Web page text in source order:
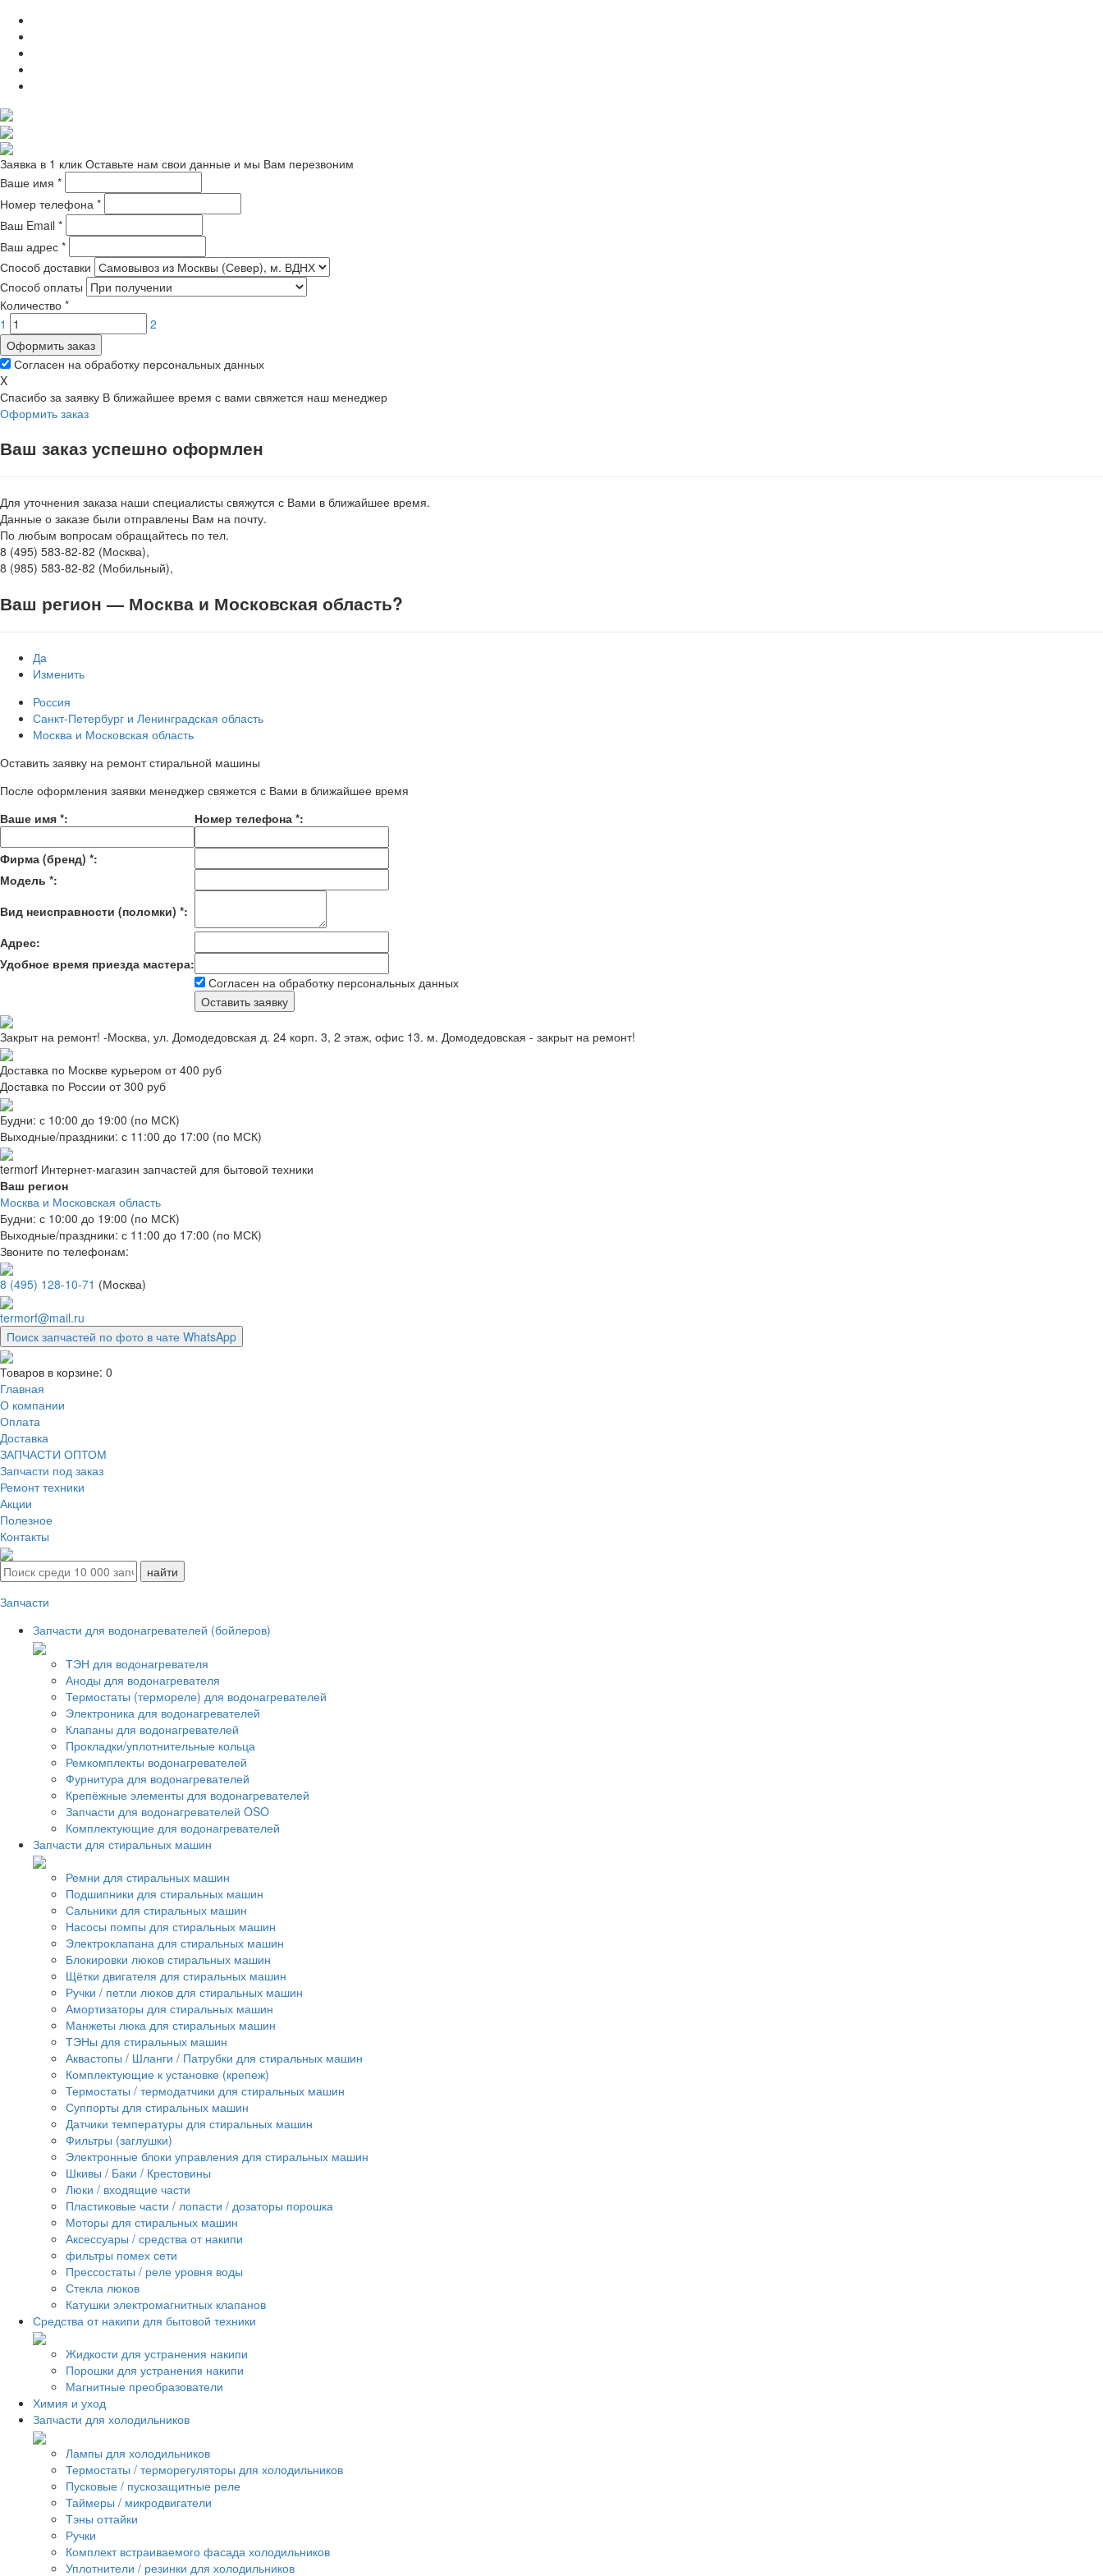
Заявка в 1 клик Оставьте нам свои данные и мы Вам перезвоним
Ваше имя *
Номер телефона *
Ваш Email *
Ваш адрес *
Способ доставки
Способ оплаты
Количество *
1
2
Оформить заказ
Согласен на обработку персональных данных
X
Спасибо за заявку В ближайшее время с вами свяжется наш менеджер
Оформить заказ
Ваш заказ успешно оформлен
Для уточнения заказа наши специалисты свяжутся с Вами в ближайшее время.
Данные о заказе были отправлены Вам на почту.
По любым вопросам обращайтесь по тел.
8 (495) 583-82-82 (Москва),
8 (985) 583-82-82 (Мобильный),
Ваш регион — Москва и Московская область?
Да
Изменить
Россия
Санкт-Петербург и Ленинградская область
Москва и Московская область
Оставить заявку на ремонт стиральной машины
После оформления заявки менеджер свяжется с Вами в ближайшее время
Ваше имя *: Номер телефона *:
Фирма (бренд) *:
Модель *:
Вид неисправности (поломки) *:
Адрес:
Удобное время приезда мастера:
Согласен на обработку персональных данных
Закрыт на ремонт! -Москва, ул. Домодедовская д. 24 корп. 3, 2 этаж, офис 13. м. Домодедовская - закрыт на ремонт!
Доставка по Москве курьером от 400 руб
Доставка по России от 300 руб
Будни: с 10:00 до 19:00 (по МСК)
Выходные/праздники: с 11:00 до 17:00 (по МСК)
termorf Интернет-магазин запчастей для бытовой техники
Ваш регион
Москва и Московская область
Будни: с 10:00 до 19:00 (по МСК)
Выходные/праздники: с 11:00 до 17:00 (по МСК)
Звоните по телефонам:
8 (495) 128-10-71 (Москва)
termorf@mail.ru
Поиск запчастей по фото в чате WhatsApp
Товаров в корзине: 0
Главная
О компании
Оплата
Доставка
ЗАПЧАСТИ ОПТОМ
Запчасти под заказ
Ремонт техники
Акции
Полезное
Контакты
Запчасти
Запчасти для водонагревателей (бойлеров)
ТЭН для водонагревателя
Аноды для водонагревателя
Термостаты (термореле) для водонагревателей
Электроника для водонагревателей
Клапаны для водонагревателей
Прокладки/уплотнительные кольца
Ремкомплекты водонагревателей
Фурнитура для водонагревателей
Крепёжные элементы для водонагревателей
Запчасти для водонагревателей OSO
Комплектующие для водонагревателей
Запчасти для стиральных машин
Ремни для стиральных машин
Подшипники для стиральных машин
Сальники для стиральных машин
Насосы помпы для стиральных машин
Электроклапана для стиральных машин
Блокировки люков стиральных машин
Щётки двигателя для стиральных машин
Ручки / петли люков для стиральных машин
Амортизаторы для стиральных машин
Манжеты люка для стиральных машин
ТЭНы для стиральных машин
Аквастопы / Шланги / Патрубки для стиральных машин
Комплектующие к установке (крепеж)
Термостаты / термодатчики для стиральных машин
Суппорты для стиральных машин
Датчики температуры для стиральных машин
Фильтры (заглушки)
Электронные блоки управления для стиральных машин
Шкивы / Баки / Крестовины
Люки / входящие части
Пластиковые части / лопасти / дозаторы порошка
Моторы для стиральных машин
Аксессуары / средства от накипи
фильтры помех сети
Прессостаты / реле уровня воды
Стекла люков
Катушки электромагнитных клапанов
Средства от накипи для бытовой техники
Жидкости для устранения накипи
Порошки для устранения накипи
Магнитные преобразователи
Химия и уход
Запчасти для холодильников
Лампы для холодильников
Термостаты / терморегуляторы для холодильников
Пусковые / пускозащитные реле
Таймеры / микродвигатели
Тэны оттайки
Ручки
Комплект встраиваемого фасада холодильников
Уплотнители / резинки для холодильников